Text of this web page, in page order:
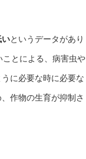
いというデータがあり
とによる、病害虫や
に必要な時に必要な
作物の生育が抑制さ